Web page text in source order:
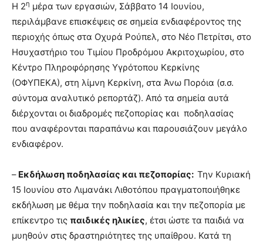
Η 2η μέρα των εργασιών, Σάββατο 14 Ιουνίου,
περιλάμβανε επισκέψεις σε σημεία ενδιαφέροντος της
περιοχής όπως στα Οχυρά Ρούπελ, στο Νέο Πετρίτσι, στο
Ησυχαστήριο του Τιμίου Προδρόμου Ακριτοχωρίου, στο
Κέντρο Πληροφόρησης Υγρότοπου Κερκίνης
(ΟΦΥΠΕΚΑ), στη λίμνη Κερκίνη, στα Άνω Πορόια (σ.σ.
σύντομα αναλυτικό ρεπορτάζ). Από τα σημεία αυτά
διέρχονται οι διαδρομές πεζοπορίας και ποδηλασίας
που αναφέρονται παραπάνω και παρουσιάζουν μεγάλο
ενδιαφέρον.
– Εκδήλωση ποδηλασίας και πεζοπορίας: Την Κυριακή
15 Ιουνίου στο Λιμανάκι Λιθοτόπου πραγματοποιήθηκε
εκδήλωση με θέμα την ποδηλασία και την πεζοπορία με
επίκεντρο τις παιδικές ηλικίες, έτσι ώστε τα παιδιά να
μυηθούν στις δραστηριότητες της υπαίθρου. Κατά τη